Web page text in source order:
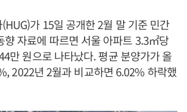
가 15일 공개한 2월 말 기준 민간
향 자료에 따르면 서울 아파트 3.3㎡당
만 원으로 나타났다. 평균 분양가가 올
2022년 2월과 비교하면 6.02% 하락했